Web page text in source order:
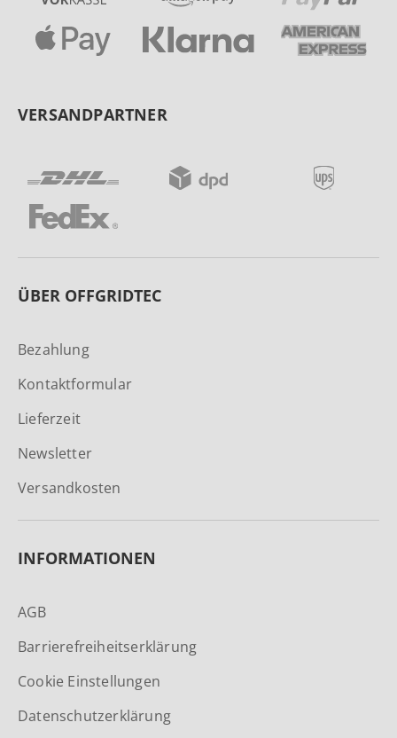
VERSANDPARTNER
ÜBER OFFGRIDTEC
Bezahlung
Kontaktformular
Lieferzeit
Newsletter
Versandkosten
INFORMATIONEN
AGB
Barrierefreiheitserklärung
Cookie Einstellungen
Datenschutzerklärung